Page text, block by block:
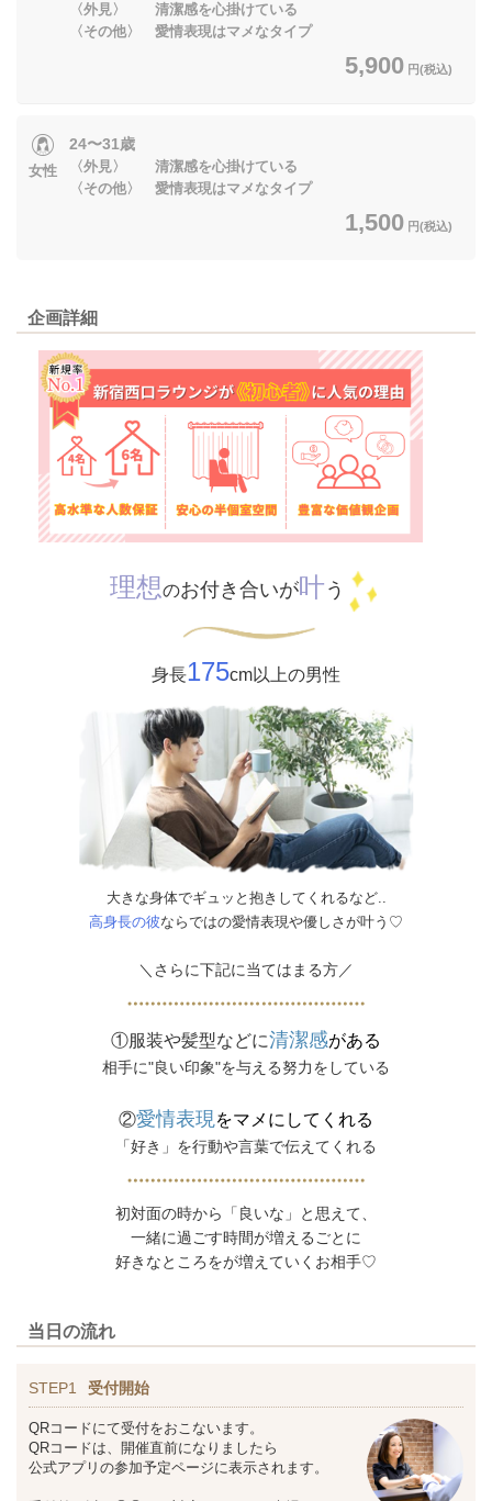
〈外見〉 清潔感を心掛けている
〈その他〉 愛情表現はマメなタイプ
5,900 円(税込)
女性
24〜31歳
〈外見〉 清潔感を心掛けている
〈その他〉 愛情表現はマメなタイプ
1,500 円(税込)
企画詳細
理想のお付き合いが叶 う
身長175cm以上の男性
大きな身体でギュッと抱きしてくれるなど..
高身長の彼ならではの愛情表現や優しさが叶う♡
＼さらに下記に当てはまる方／
①服装や髪型などに清潔感がある
相手に"良い印象"を与える努力をしている
②愛情表現をマメにしてくれる
「好き」を行動や言葉で伝えてくれる
初対面の時から「良いな」と思えて、
一緒に過ごす時間が増えるごとに
好きなところをが増えていくお相手♡
当日の流れ
STEP1 受付開始
QRコードにて受付をおこないます。
QRコードは、開催直前になりましたら
公式アプリの参加予定ページに表示されます。